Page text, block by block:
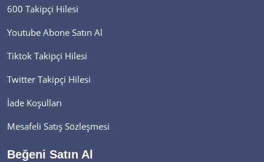
600 Takipçi Hilesi
Youtube Abone Satın Al
Tiktok Takipçi Hilesi
Twitter Takipçi Hilesi
İade Koşulları
Mesafeli Satış Sözleşmesi
Beğeni Satın Al